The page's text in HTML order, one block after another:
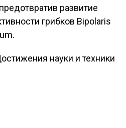
развитие
грибков Bipolaris
науки и техники